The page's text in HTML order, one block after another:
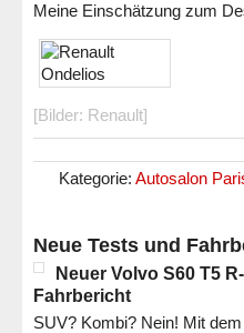
Meine Einschätzung zum
[Bilder: Renault]
Kategorie: Autosalon
Neue Tests und
Neuer Volvo S60 T5
Fahrbericht
SUV? Kombi? Nein! Mit